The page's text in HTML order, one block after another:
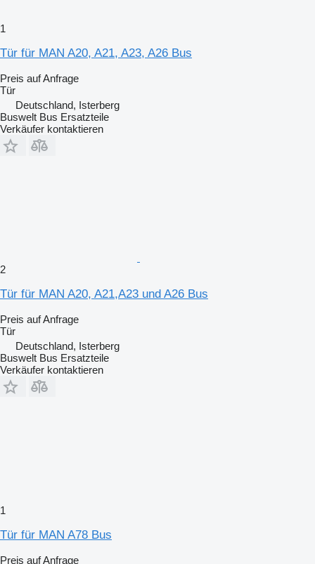
1
Tür für MAN A20, A21, A23, A26 Bus
Preis auf Anfrage
Tür
Deutschland, Isterberg
Buswelt Bus Ersatzteile
Verkäufer kontaktieren
2
Tür für MAN A20, A21,A23 und A26 Bus
Preis auf Anfrage
Tür
Deutschland, Isterberg
Buswelt Bus Ersatzteile
Verkäufer kontaktieren
1
Tür für MAN A78 Bus
Preis auf Anfrage